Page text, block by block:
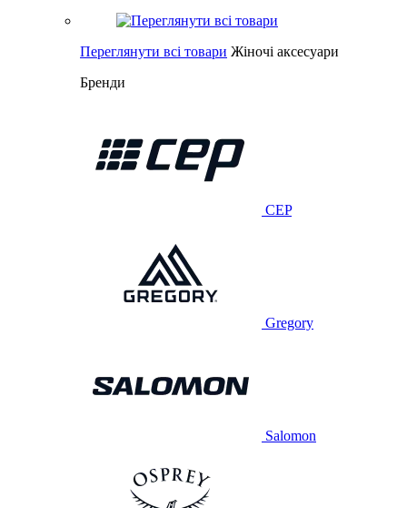
Переглянути всі товари Жіночі аксесуари
Бренди
CEP
Gregory
Salomon